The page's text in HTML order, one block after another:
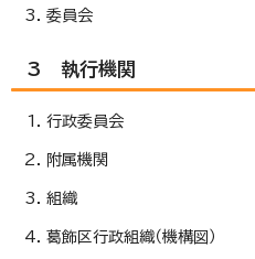
委員会
3 執行機関
行政委員会
附属機関
組織
葛飾区行政組織（機構図）